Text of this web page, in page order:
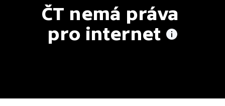
ČT nemá práva
pro internet